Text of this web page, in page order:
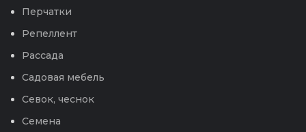
Перчатки
Репеллент
Рассада
Садовая мебель
Севок, чеснок
Семена